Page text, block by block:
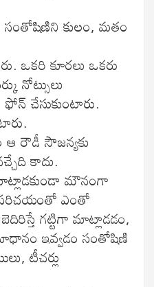
సంతోషిణిని కులం, మతం
ఒకరి కూరలు ఒకరు
నోట్సులు
చేసుకుంటారు.
ఆ రౌడీ సౌజన్యకు
కాదు.
మాట్లాడకుండా మౌనంగా
ఎంతో
గట్టిగా మాట్లాడడం,
ఇవ్వడం సంతోషిణి
టీచర్లు